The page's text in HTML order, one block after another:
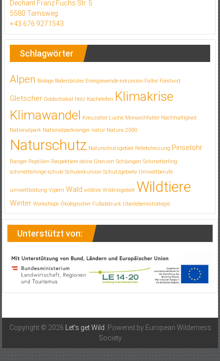
Dechant Franz Fuchs Str. 5
5580 Tamsweg
+43 676 9271543
Schlagwörter
Alpen Biologe Bodenbrüter Energiewende exkursion Falter Forstwirt
Gletscher Goldschakal Holz Kachelofen Klimakrise
Klimawandel Kreuzotter Luchs Monarchfalter Nachhaltigkeit
Nationalpark Nationalparkranger natur Natura 2000
Naturschutz Naturschutzgebiet Pelletsheizung Pinselohr
Ranger Reptilien Respektiere deine Grenzen Schlangen Schmetterling
schmetterlinge schule Schulexkursion Schutzgebiete Umweltberufe
umweltbildung Vipern Wald wildnis Wildnisgebiet Wildtiere
Winter Workshops Ökologischer Fußabdruck Überlebensstrategie
Unterstützt von:
Copyright © 2026 Let's get Wild. Powered by European Wilderness
Society